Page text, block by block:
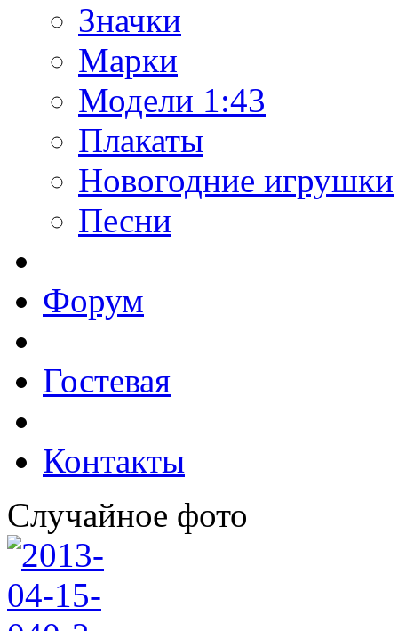
Значки
Марки
Модели 1:43
Плакаты
Новогодние игрушки
Песни
Форум
Гостевая
Контакты
Случайное фото